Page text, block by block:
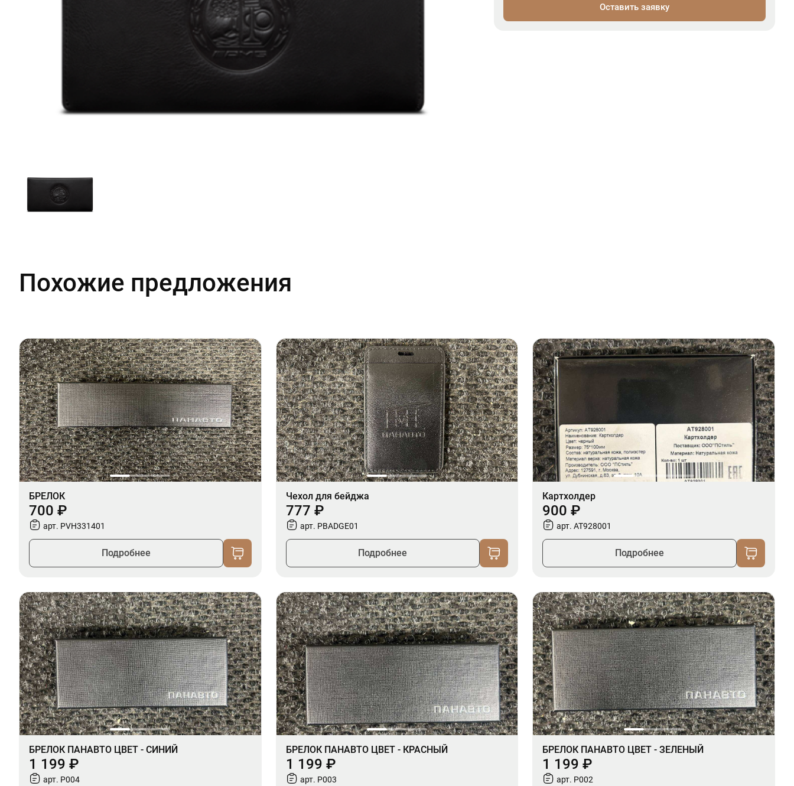
Оставить заявку
Похожие предложения
БРЕЛОК
700 ₽
арт. PVH331401
Подробнее
Чехол для бейджа
777 ₽
арт. PBADGE01
Подробнее
Картхолдер
900 ₽
арт. AT928001
Подробнее
БРЕЛОК ПАНАВТО ЦВЕТ - СИНИЙ
1 199 ₽
арт. P004
БРЕЛОК ПАНАВТО ЦВЕТ - КРАСНЫЙ
1 199 ₽
арт. P003
БРЕЛОК ПАНАВТО ЦВЕТ - ЗЕЛЕНЫЙ
1 199 ₽
арт. P002